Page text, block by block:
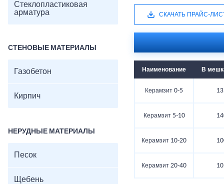
Стеклопластиковая
арматура
СТЕНОВЫЕ МАТЕРИАЛЫ
Газобетон
Кирпич
НЕРУДНЫЕ МАТЕРИАЛЫ
Песок
Щебень
СКАЧАТЬ ПРАЙС-
Наименование В
Керамзит 0-5
Керамзит 5-10
Керамзит 10-20
Керамзит 20-40